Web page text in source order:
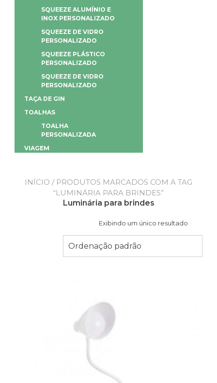
INÍCIO / PRODUTOS MARCADOS COM A TAG
“LUMINÁRIA PARA BRINDES”
Luminária para brindes
Exibindo um único resultado
Ordenação padrão
SQUEEZE ALUMÍNIO E
INOX PERSONALIZADO
SQUEEZE DE VIDRO
PERSONALIZADO
SQUEEZE PLÁSTICO
PERSONALIZADO
SQUEEZE DE VIDRO
PERSONALIZADO
TAÇA DE GIN
TOALHAS
TOALHA
PERSONALIZADA
VIAGEM